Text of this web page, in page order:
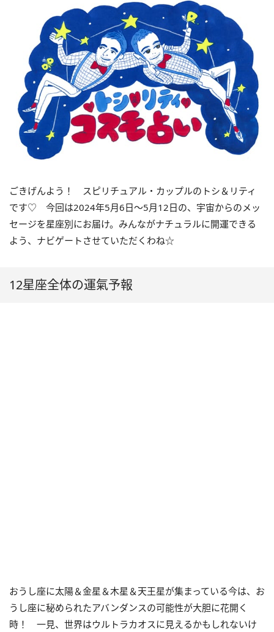
ごきげんよう！ スピリチュアル・カップルのトシ＆リティ
です♡ 今回は2024年5月6日〜5月12日の、宇宙からのメッ
セージを星座別にお届け。みんながナチュラルに開運できる
よう、ナビゲートさせていただくわね☆
12星座全体の運氣予報
おうし座に太陽＆金星＆木星＆天王星が集まっている今は、お
うし座に秘められたアバンダンスの可能性が大胆に花開く
時！ 一見、世界はウルトラカオスに見えるかもしれないけ